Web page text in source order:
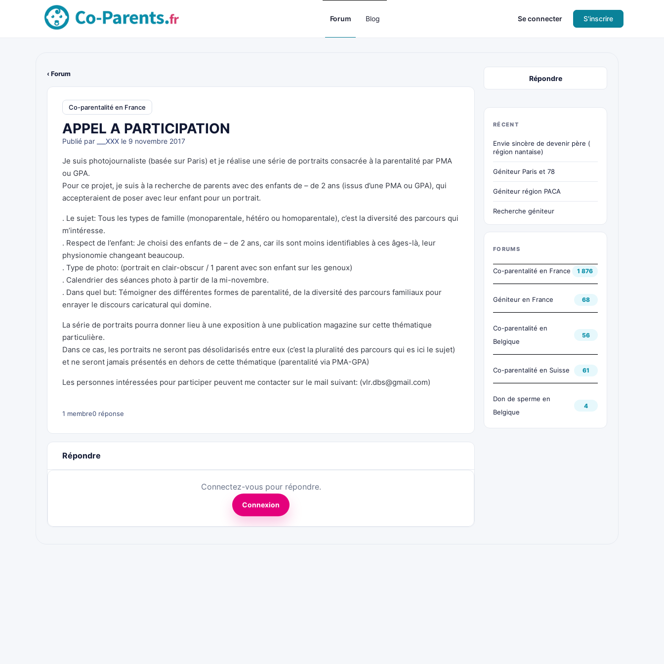
Forum Blog Se connecter S'inscrire
‹ Forum
Co-parentalité en France
APPEL A PARTICIPATION
Publié par ___XXX le 9 novembre 2017
Je suis photojournaliste (basée sur Paris) et je réalise une série de portraits consacrée à la parentalité par PMA
ou GPA.
Pour ce projet, je suis à la recherche de parents avec des enfants de – de 2 ans (issus d’une PMA ou GPA), qui
accepteraient de poser avec leur enfant pour un portrait.
. Le sujet: Tous les types de famille (monoparentale, hétéro ou homoparentale), c’est la diversité des parcours qui
m’intéresse.
. Respect de l’enfant: Je choisi des enfants de – de 2 ans, car ils sont moins identifiables à ces âges-là, leur
physionomie changeant beaucoup.
. Type de photo: (portrait en clair-obscur / 1 parent avec son enfant sur les genoux)
. Calendrier des séances photo à partir de la mi-novembre.
. Dans quel but: Témoigner des différentes formes de parentalité, de la diversité des parcours familiaux pour
enrayer le discours caricatural qui domine.
La série de portraits pourra donner lieu à une exposition à une publication magazine sur cette thématique
particulière.
Dans ce cas, les portraits ne seront pas désolidarisés entre eux (c’est la pluralité des parcours qui es ici le sujet)
et ne seront jamais présentés en dehors de cette thématique (parentalité via PMA-GPA)
Les personnes intéressées pour participer peuvent me contacter sur le mail suivant: (vlr.dbs@gmail.com)
1 membre0 réponse
Répondre
Connectez-vous pour répondre.
Connexion
Répondre
RÉCENT
Envie sincère de devenir père (
région nantaise)
Géniteur Paris et 78
Géniteur région PACA
Recherche géniteur
FORUMS
Co-parentalité en France 1 876
Géniteur en France 68
Co-parentalité en
Belgique
56
Co-parentalité en Suisse 61
Don de sperme en
Belgique
4